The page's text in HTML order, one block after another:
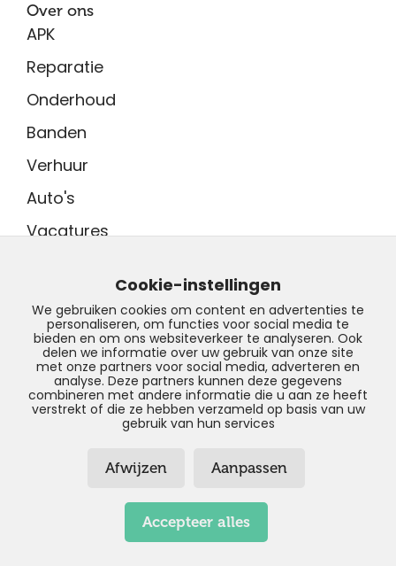
Over ons
APK
Reparatie
Onderhoud
Banden
Verhuur
Auto's
Vacatures
Tinnegieter 7
9502 EX Stadskanaal
Contact
0599 - 204 050
info@profilestadskanaal.nl
© Copyright 2026 – Profile
Sitemap
SiteOnline
Cookie-instellingen
We gebruiken cookies om content en advertenties te
personaliseren, om functies voor social media te
bieden en om ons websiteverkeer te analyseren. Ook
delen we informatie over uw gebruik van onze site
met onze partners voor social media, adverteren en
analyse. Deze partners kunnen deze gegevens
combineren met andere informatie die u aan ze heeft
verstrekt of die ze hebben verzameld op basis van uw
gebruik van hun services
Afwijzen Aanpassen
Accepteer alles